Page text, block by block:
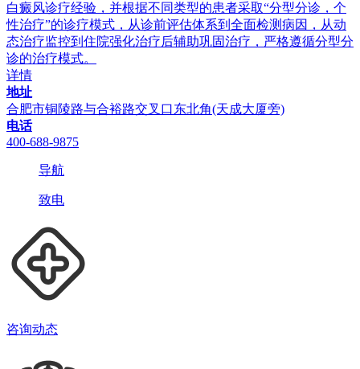
白癜风诊疗经验，并根据不同类型的患者采取“分型分诊，个
性治疗”的诊疗模式，从诊前评估体系到全面检测病因，从动
态治疗监控到住院强化治疗后辅助巩固治疗，严格遵循分型分
诊的治疗模式。
详情
地址
合肥市铜陵路与合裕路交叉口东北角(天成大厦旁)
电话
400-688-9875
导航
致电
咨询动态